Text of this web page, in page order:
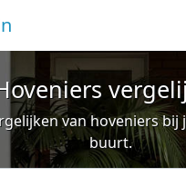
van hoveniers bij
buurt.